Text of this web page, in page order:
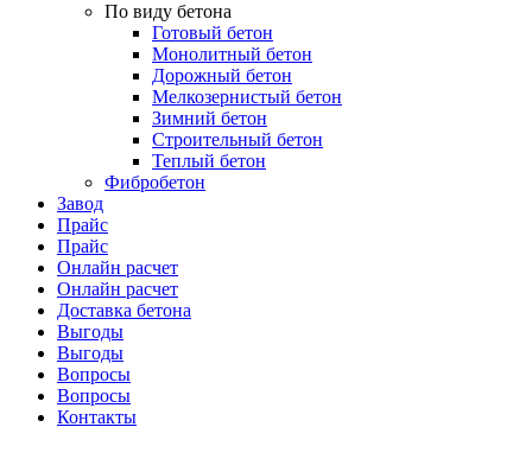
По виду бетона
Готовый бетон
Монолитный бетон
Дорожный бетон
Мелкозернистый бетон
Зимний бетон
Строительный бетон
Теплый бетон
Фибробетон
Завод
Прайс
Прайс
Онлайн расчет
Онлайн расчет
Доставка бетона
Выгоды
Выгоды
Вопросы
Вопросы
Контакты